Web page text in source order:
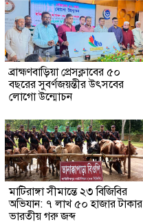
ব্রাহ্মণবাড়িয়া প্রেসক্লাবের ৫০
বছরের সুবর্ণজয়ন্তীর উৎসবের
লোগো উন্মোচন
মাটিরাঙ্গা সীমান্তে ২৩ বিজিবির
অভিযান: ৭ লাখ ৫০ হাজার টাকার
ভারতীয় গরু জব্দ